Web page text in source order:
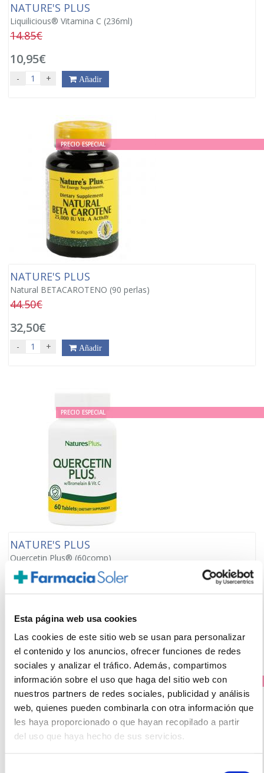
Esta página web usa cookies
Las cookies de este sitio web se usan para personalizar
el contenido y los anuncios, ofrecer funciones de redes
sociales y analizar el tráfico. Además, compartimos
información sobre el uso que haga del sitio web con
nuestros partners de redes sociales, publicidad y análisis
web, quienes pueden combinarla con otra información que
les haya proporcionado o que hayan recopilado a partir
del uso que haya hecho de sus servicios.
NATURE'S PLUS
Liquilicious® Vitamina C (236ml)
14.85€
10,95€
- + Añadir
PRECIO ESPECIAL
NATURE'S PLUS
Natural BETACAROTENO (90 perlas)
44.50€
32,50€
- + Añadir
PRECIO ESPECIAL
NATURE'S PLUS
Quercetin Plus® (60comp)
27.85€
20,50€
- + Añadir
PRECIO ESPECIAL